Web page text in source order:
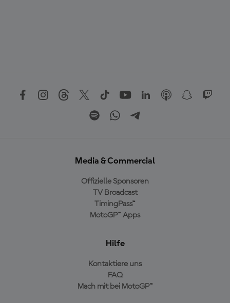
Media & Commercial
Offizielle Sponsoren
TV Broadcast
TimingPass™
MotoGP™ Apps
Hilfe
Kontaktiere uns
FAQ
Mach mit bei MotoGP™